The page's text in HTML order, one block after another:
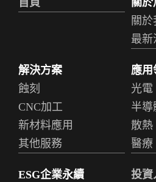
首頁
關
關於
最新
解決方案
蝕刻
CNC加工
新材料應用
其他服務
應用
光電
半導
散熱
醫療
ESG企業永續 投資